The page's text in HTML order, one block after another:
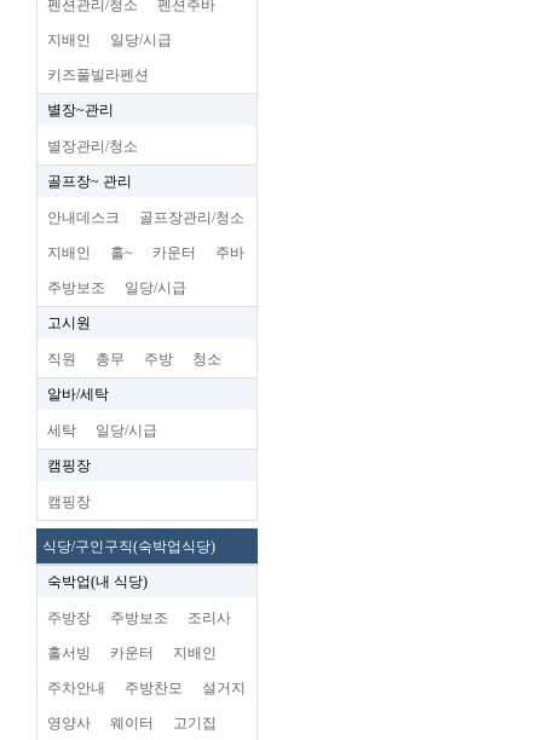
펜션관리/청소 펜션주바
지배인 일당/시급
키즈풀빌라펜션
별장~관리
별장관리/청소
골프장~ 관리
안내데스크 골프장관리/청소
지배인 홀~ 카운터 주바
주방보조 일당/시급
고시원
직원 총무 주방 청소
알바/세탁
세탁 일당/시급
캠핑장
캠핑장
식당/구인구직(숙박업식당)
숙박업(내 식당)
주방장 주방보조 조리사
홀서빙 카운터 지배인
주차안내 주방찬모 설거지
영양사 웨이터 고기집